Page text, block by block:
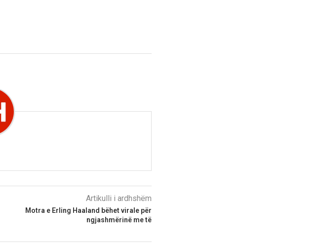
Artikulli i ardhshëm
Motra e Erling Haaland bëhet virale për
ngjashmërinë me të